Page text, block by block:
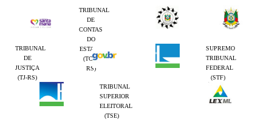
TRIBUNAL
DE
CONTAS
DO
ESTADO
(TCE-
RS)
TRIBUNAL
DE
JUSTIÇA
(TJ-RS)
SUPREMO
TRIBUNAL
FEDERAL
(STF)
TRIBUNAL
SUPERIOR
ELEITORAL
(TSE)